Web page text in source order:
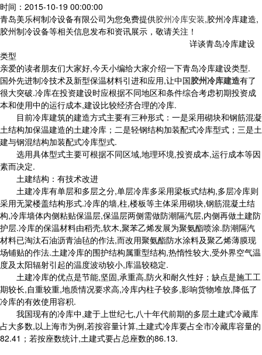
时间：2015-10-19 00:00:00
青岛美乐柯制冷设备有限公司为您免费提供胶州冷库安装,胶州冷库建造,
胶州制冷设备等相关信息发布和资讯展示，敬请关注！
详谈青岛冷库建设
类型
亲爱的读者朋友们大家好,今天小编给大家介绍一下青岛冷库建设类型.
国外先进制冷技术及新型保温材料引进和应用,让中国胶州冷库建造有了
很大突破.冷库在投资建设时应根据不同地区和条件综合考虑初期投资成
本和使用中的运行成本,建设比较经济合理的冷库.
目前冷库建筑的建造方式主要有三种形式：一是采用砌块和钢筋混凝
土结构加保温建造的土建冷库；二是轻钢结构加装配式冷库型式；三是土
建与钢混结构加装配式冷库型式.
选用具体型式主要可根据不同区域,地理环境,投资成本,运行成本等因
素而决定.
土建结构：有技术改进
土建冷库有单层和多层之分,单层冷库多采用梁板式结构,多层冷库则
采用无粱楼盖结构形式.冷库的墙,柱,楼板等主体采用砌块,钢筋混凝土结
构,冷库墙体内侧粘贴保温层,保温层两侧需做防潮隔汽层,内侧再做土建防
护层.冷库的保温材料由稻壳,软木,聚苯乙烯发展为聚氨酯喷涂.防潮隔汽
材料已淘汰石油沥青油毡的作法,而改用聚氨酯防水涂料及聚乙烯薄膜现
场铺贴的作法.土建冷库的围护结构属重型结构,热惰性较大,受外界空气温
度及太阳辐射引起的温度波动较小,库温较稳定.
土建冷库的优点是节能,坚固,承重高,防火和耐久性好；缺点是施工工
期较长,自重较重,地质情况要求高,冷库内柱子较多,影响货物堆放,降低了
冷库的有效使用容积.
我国现有的冷库中,建于上世纪七,八十年代前期的多层土建式冷藏库
占大多数,以上海市为例,若按容量计算,土建式冷库要占全市冷藏库容量的
82.41；若按座数统计,土建式要占总座数的86.13.